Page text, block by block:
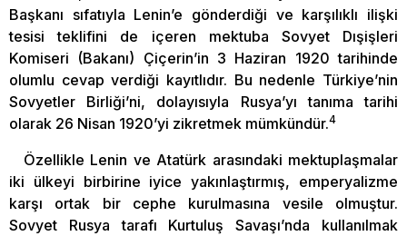
Başkanı sıfatıyla Lenin’e gönderdiği ve karşılıklı ilişki
tesisi teklifini de içeren mektuba Sovyet Dışişleri
Komiseri (Bakanı) Çiçerin’in 3 Haziran 1920 tarihinde
olumlu cevap verdiği kayıtlıdır. Bu nedenle Türkiye’nin
Sovyetler Birliği’ni, dolayısıyla Rusya’yı tanıma tarihi
olarak 26 Nisan 1920’yi zikretmek mümkündür.4
Özellikle Lenin ve Atatürk arasındaki mektuplaşmalar
iki ülkeyi birbirine iyice yakınlaştırmış, emperyalizme
karşı ortak bir cephe kurulmasına vesile olmuştur.
Sovyet Rusya tarafı Kurtuluş Savaşı’nda kullanılmak